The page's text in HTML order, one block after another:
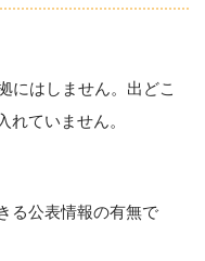
にはしません。出どこ
れていません。
る公表情報の有無で